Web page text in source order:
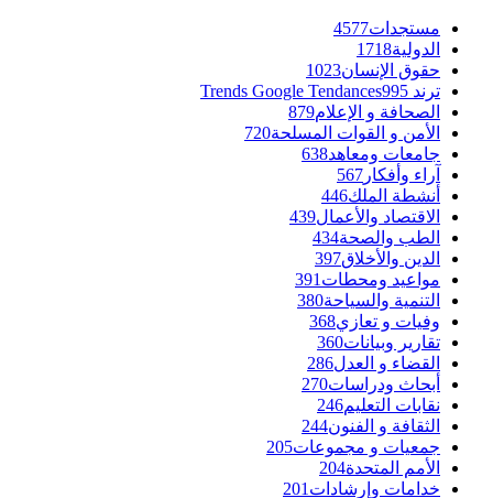
مستجدات4577
الدولية1718
حقوق الإنسان1023
ترند Trends Google Tendances 995
الصحافة و الإعلام879
الأمن و القوات المسلحة720
جامعات ومعاهد638
آراء وأفكار 567
أنشطة الملك446
الاقتصاد والأعمال439
الطب والصحة434
الدين والأخلاق397
مواعيد ومحطات 391
التنمية والسياحة380
وفيات و تعازي368
تقارير وبيانات360
القضاء و العدل286
أبحاث ودراسات270
نقابات التعليم246
الثقافة و الفنون244
جمعيات و مجموعات205
الأمم المتحدة204
خدامات وإرشادات 201